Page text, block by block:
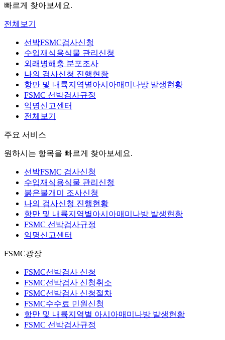
빠르게 찾아보세요.
전체보기
선박FSMC검사신청
수입재식용식물 관리신청
외래병해충 분포조사
나의 검사신청 진행현황
항만 및 내륙지역별아시아매미나방 발생현황
FSMC 선박검사규정
익명신고센터
전체보기
주요 서비스
원하시는 항목을 빠르게 찾아보세요.
선박FSMC 검사신청
수입재식용식물 관리신청
붉은불개미 조사신청
나의 검사신청 진행현황
항만 및 내륙지역별아시아매미나방 발생현황
FSMC 선박검사규정
익명신고센터
FSMC광장
FSMC선박검사 신청
FSMC선박검사 신청취소
FSMC선박검사 신청절차
FSMC수수료 민원신청
항만 및 내륙지역별 아시아매미나방 발생현황
FSMC 선박검사규정